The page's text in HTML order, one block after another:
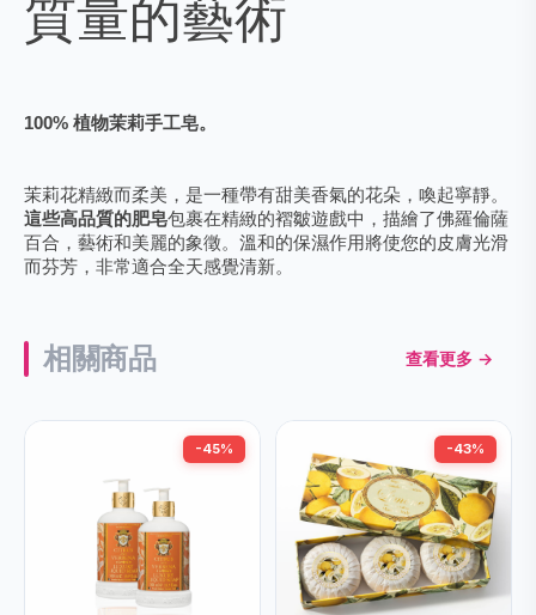
質量的藝術
100% 植物茉莉手工皂。
茉莉花精緻而柔美，是一種帶有甜美香氣的花朵，喚起寧靜。
這些高品質的肥皂包裹在精緻的褶皺遊戲中，描繪了佛羅倫薩
百合，藝術和美麗的象徵。溫和的保濕作用將使您的皮膚光滑
而芬芳，非常適合全天感覺清新。
相關商品 查看更多 →
-45% -43%